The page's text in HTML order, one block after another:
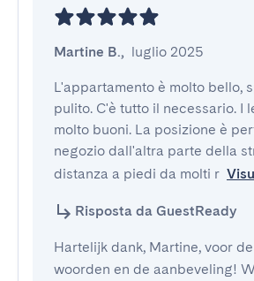
Martine B., luglio 2025
L'appartamento è molto bello,
pulito. C'è tutto il necessario. I
molto buoni. La posizione è
negozio dall'altra parte della
distanza a piedi da molti r
Risposta da GuestReady
Hartelijk dank, Martine, voor
woorden en de aanbeveling!